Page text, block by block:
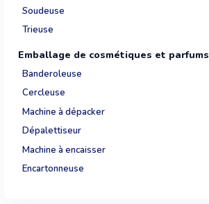
Soudeuse
Trieuse
Emballage de cosmétiques et parfums
Banderoleuse
Cercleuse
Machine à dépacker
Dépalettiseur
Machine à encaisser
Encartonneuse